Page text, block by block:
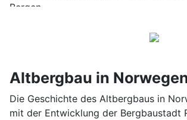
Bergen
Altbergbau in
Die Geschichte des Altbergbaus in
mit der Entwicklung der Bergbaustadt